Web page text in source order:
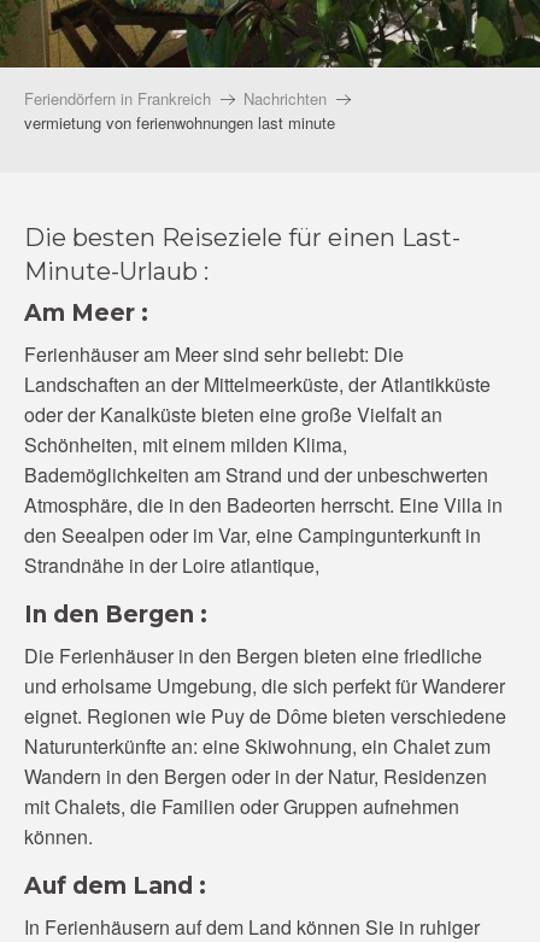
Feriendörfern in Frankreich
Nachrichten
vermietung von ferienwohnungen last minute
Die besten Reiseziele für einen Last-
Minute-Urlaub :
Am Meer :
Ferienhäuser am Meer sind sehr beliebt: Die
Landschaften an der Mittelmeerküste, der Atlantikküste
oder der Kanalküste bieten eine große Vielfalt an
Schönheiten, mit einem milden Klima,
Bademöglichkeiten am Strand und der unbeschwerten
Atmosphäre, die in den Badeorten herrscht. Eine Villa in
den Seealpen oder im Var, eine Campingunterkunft in
Strandnähe in der Loire atlantique,
In den Bergen :
Die Ferienhäuser in den Bergen bieten eine friedliche
und erholsame Umgebung, die sich perfekt für Wanderer
eignet. Regionen wie Puy de Dôme bieten verschiedene
Naturunterkünfte an: eine Skiwohnung, ein Chalet zum
Wandern in den Bergen oder in der Natur, Residenzen
mit Chalets, die Familien oder Gruppen aufnehmen
können.
Auf dem Land :
In Ferienhäusern auf dem Land können Sie in ruhiger